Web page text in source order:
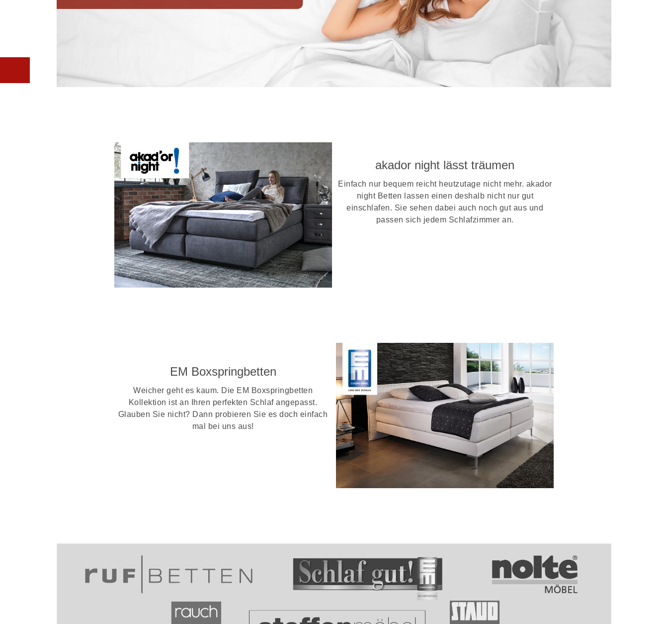
akador night lässt träumen
Einfach nur bequem reicht heutzutage nicht mehr. akador
night Betten lassen einen deshalb nicht nur gut
einschlafen. Sie sehen dabei auch noch gut aus und
passen sich jedem Schlafzimmer an.
EM Boxspringbetten
Weicher geht es kaum. Die EM Boxspringbetten
Kollektion ist an Ihren perfekten Schlaf angepasst.
Glauben Sie nicht? Dann probieren Sie es doch einfach
mal bei uns aus!